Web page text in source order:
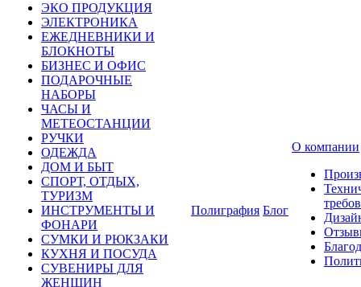
ЭКО ПРОДУКЦИЯ
ЭЛЕКТРОНИКА
ЕЖЕДНЕВНИКИ И
БЛОКНОТЫ
БИЗНЕС И ОФИС
ПОДАРОЧНЫЕ
НАБОРЫ
ЧАСЫ И
МЕТЕОСТАНЦИИ
РУЧКИ
ОДЕЖДА
ДОМ И БЫТ
СПОРТ, ОТДЫХ,
ТУРИЗМ
ИНСТРУМЕНТЫ И
ФОНАРИ
СУМКИ И РЮКЗАКИ
КУХНЯ И ПОСУДА
СУВЕНИРЫ ДЛЯ
ЖЕНЩИН
Полиграфия Блог
О компании